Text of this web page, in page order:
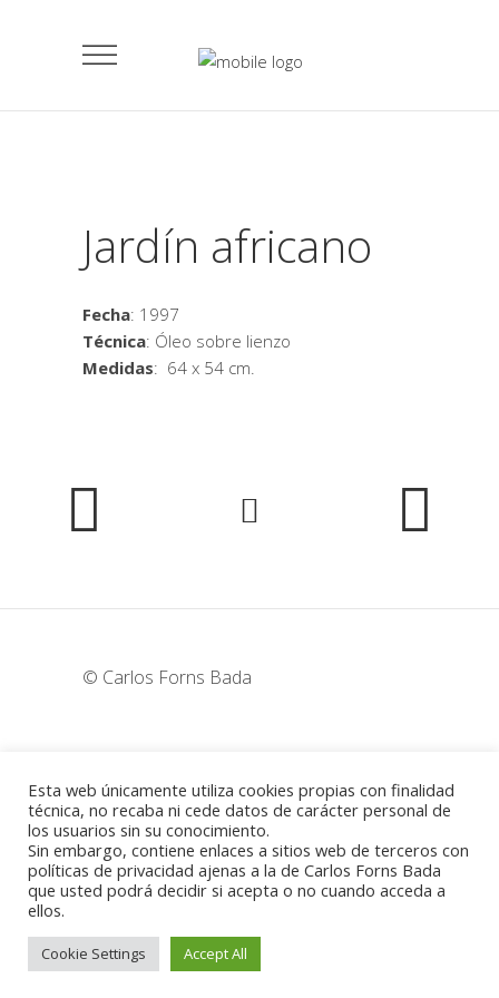
Jardín africano
Fecha: 1997
Técnica: Óleo sobre lienzo
Medidas: 64 x 54 cm.
© Carlos Forns Bada
Madrid - España
Esta web únicamente utiliza cookies propias con finalidad
técnica, no recaba ni cede datos de carácter personal de
los usuarios sin su conocimiento.
Sin embargo, contiene enlaces a sitios web de terceros con
políticas de privacidad ajenas a la de Carlos Forns Bada
que usted podrá decidir si acepta o no cuando acceda a
ellos.
Cookie Settings Accept All